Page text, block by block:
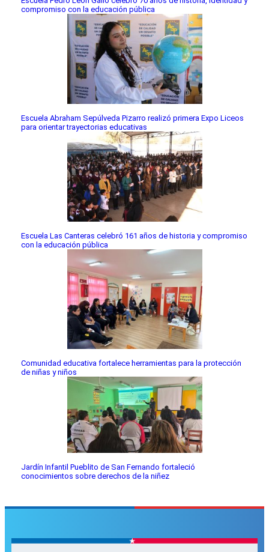
compromiso con la educación pública
Escuela Abraham Sepúlveda Pizarro realizó primera Expo Liceos
para orientar trayectorias educativas
Escuela Las Canteras celebró 161 años de historia y compromiso
con la educación pública
Comunidad educativa fortalece herramientas para la protección
de niñas y niños
Jardín Infantil Pueblito de San Fernando fortaleció
conocimientos sobre derechos de la niñez